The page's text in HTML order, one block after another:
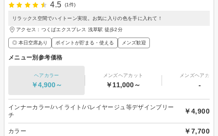
4.5
(1件)
リラックス空間でハイトーン実現。お気に入りの色を手に入れて！
アクセス：つくばエクスプレス 浅草駅 徒歩2分
◎ 本日空席あり ポイントが貯まる・使える メンズ歓迎
メニュー別参考価格
ヘアカラー
￥4,900～
メンズヘアカット
￥11,000～
メンズヘアカラ
-
インナーカラー/ハイライト/バレイヤージュ等デザインブリー
チ
￥4,900
カラー ￥7,700